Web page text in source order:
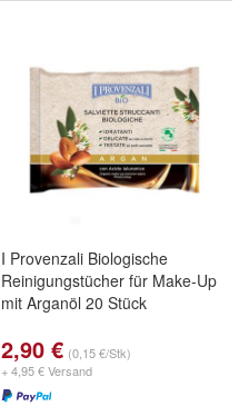
I Provenzali Biologische
Reinigungstücher für Make-Up
mit Arganöl 20 Stück
2,90 € (0,15 €/Stk)
+ 4,95 € Versand